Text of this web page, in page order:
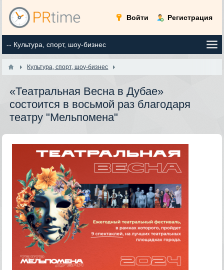
Войти Регистрация
Культура, спорт, шоу-бизнес
«Театральная Весна в Дубае»
состоится в восьмой раз благодаря
театру "Мельпомена"